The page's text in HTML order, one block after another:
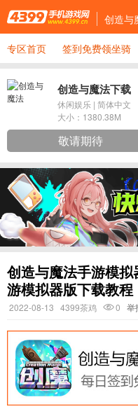
4399手机游戏网
创造与
专区首页 签到免费领坐骑
创造与魔法下载
休闲娱乐 | 简体中文
大小： 1380.38M
敬请期待
创造与魔法手游模
游模拟器版下载教程
2022-08-13 4399茶鸡 0 举